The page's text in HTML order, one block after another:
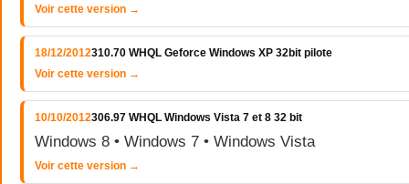
Voir cette version →
18/12/2012310.70 WHQL Geforce Windows XP 32bit pilote
Voir cette version →
10/10/2012306.97 WHQL Windows Vista 7 et 8 32 bit
Windows 8 • Windows 7 • Windows Vista
Voir cette version →